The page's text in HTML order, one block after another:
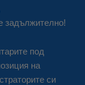
задължително!
под
на
си